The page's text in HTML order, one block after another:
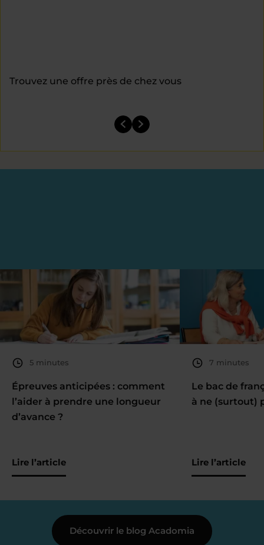
Trouvez une offre près de chez vous
5 minutes
Épreuves anticipées : comment
l’aider à prendre une longueur
d’avance ?
Lire l’article
7 minutes
Le bac de
à ne (surtout)
Lire l’article
Découvrir le blog Acadomia